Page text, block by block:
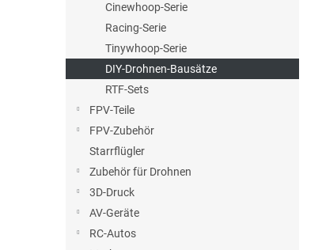
Cinewhoop-Serie
Racing-Serie
Tinywhoop-Serie
DIY-Drohnen-Bausätze
RTF-Sets
FPV-Teile
FPV-Zubehör
Starrflügler
Zubehör für Drohnen
3D-Druck
AV-Geräte
RC-Autos